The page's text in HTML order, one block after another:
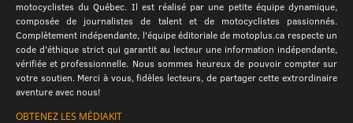
motocyclistes du Québec. Il est réalisé par une petite équipe dynamique,
composée de journalistes de talent et de motocyclistes passionnés.
Complètement indépendante, l'équipe éditoriale de motoplus.ca respecte un
code d'éthique strict qui garantit au lecteur une information indépendante,
vérifiée et professionnelle. Nous sommes heureux de pouvoir compter sur
votre soutien. Merci à vous, fidèles lecteurs, de partager cette extrordinaire
aventure avec nous!
OBTENEZ LES MÉDIAKIT